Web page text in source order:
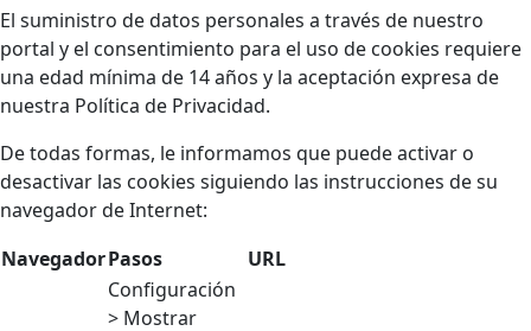
El suministro de datos personales a través de nuestro
portal y el consentimiento para el uso de cookies requiere
una edad mínima de 14 años y la aceptación expresa de
nuestra Política de Privacidad.
De todas formas, le informamos que puede activar o
desactivar las cookies siguiendo las instrucciones de su
navegador de Internet:
NavegadorPasos
URL
Configuración
> Mostrar